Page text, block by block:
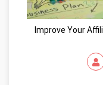
Improve Your